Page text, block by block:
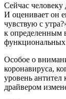
Сейчас человеку
И оценивает он
чувствую с
к определенным
функциональных
Особое о
коронавируса,
уровень
драйвером